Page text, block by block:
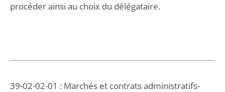
procéder ainsi au choix du délégataire.
39-02-02-01 : Marchés et contrats administratifs-